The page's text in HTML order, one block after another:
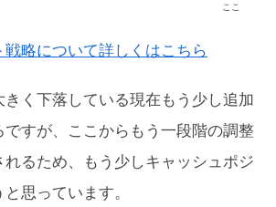
ここ
戦略について詳しくはこちら
く下落している現在もう少し追加
すが、ここからもう一段階の調整
れるため、もう少しキャッシュポジ
思っています。